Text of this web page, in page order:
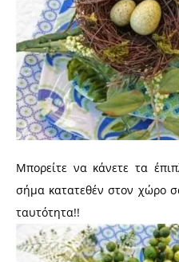
Μπορείτε να κάνετε τα
σήμα κατατεθέν στον χώρο
ταυτότητα!!